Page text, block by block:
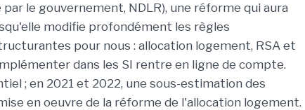
le gouvernement, NDLR), une réforme qui aura
modifie profondément les règles
pour nous : allocation logement, RSA et
dans les SI rentre en ligne de compte.
; en 2021 et 2022, une sous-estimation des
en oeuvre de la réforme de l'allocation logement.